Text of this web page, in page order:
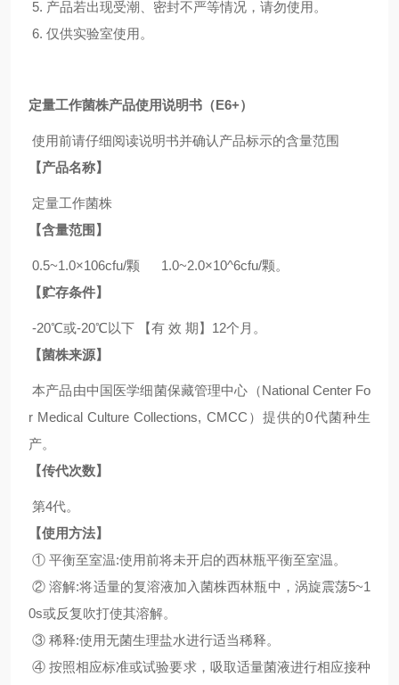
5. 产品若出现受潮、密封不严等情况，请勿使用。
6. 仅供实验室使用。
定量工作菌株产品使用说明书（E6+）
使用前请仔细阅读说明书并确认产品标示的含量范围
【产品名称】
定量工作菌株
【含量范围】
0.5~1.0×106cfu/颗 1.0~2.0×10^6cfu/颗。
【贮存条件】
-20℃或-20℃以下 【有 效 期】12个月。
【菌株来源】
本产品由中国医学细菌保藏管理中心（National Center Fo
r Medical Culture Collections, CMCC）提供的0代菌种生
产。
【传代次数】
第4代。
【使用方法】
① 平衡至室温:使用前将未开启的西林瓶平衡至室温。
② 溶解:将适量的复溶液加入菌株西林瓶中，涡旋震荡5~1
0s或反复吹打使其溶解。
③ 稀释:使用无菌生理盐水进行适当稀释。
④ 按照相应标准或试验要求，吸取适量菌液进行相应接种